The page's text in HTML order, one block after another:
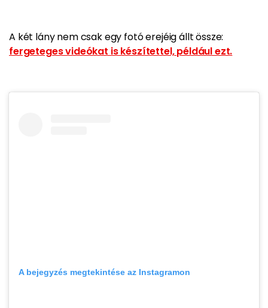
A két lány nem csak egy fotó erejéig állt össze:
fergeteges videókat is készítettel, például ezt.
A bejegyzés megtekintése az Instagramon